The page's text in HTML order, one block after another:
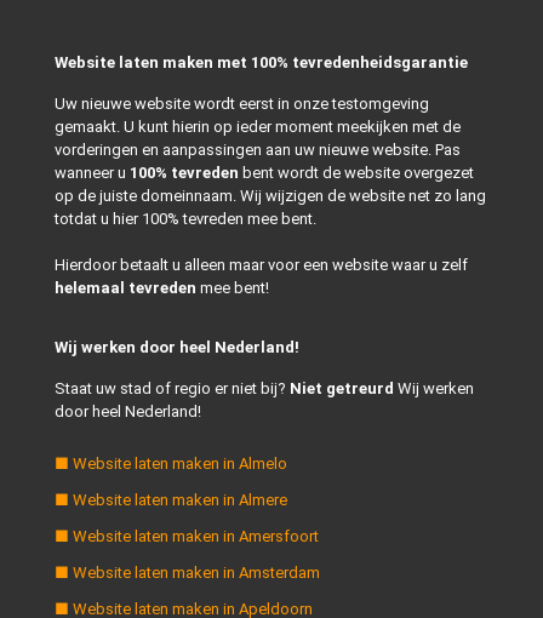
Website laten maken met 100% tevredenheidsgarantie
Uw nieuwe website wordt eerst in onze testomgeving
gemaakt. U kunt hierin op ieder moment meekijken met de
vorderingen en aanpassingen aan uw nieuwe website. Pas
wanneer u 100% tevreden bent wordt de website overgezet
op de juiste domeinnaam. Wij wijzigen de website net zo lang
totdat u hier 100% tevreden mee bent.
Hierdoor betaalt u alleen maar voor een website waar u zelf
helemaal tevreden mee bent!
Wij werken door heel Nederland!
Staat uw stad of regio er niet bij? Niet getreurd Wij werken
door heel Nederland!
■ Website laten maken in Almelo
■ Website laten maken in Almere
■ Website laten maken in Amersfoort
■ Website laten maken in Amsterdam
■ Website laten maken in Apeldoorn